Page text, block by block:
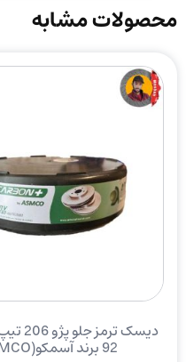
محصولات مشابه
92 برند آسمکو(ASMCO)